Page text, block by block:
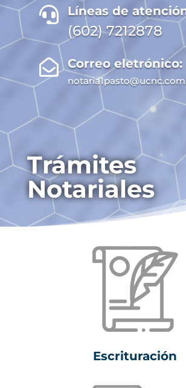
 Líneas de
(602) 7212878
 Correo eletrónico:
Trámites
Notariales
Escrituración